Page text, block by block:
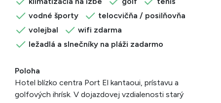
vodné športy
telocvičňa / posilňovňa
volejbal
wifi zdarma
ležadlá a slnečníky na pláži zadarmo
Poloha
Hotel blízko centra Port El kantaoui, prístavu a
golfových ihrísk. V dojazdovej vzdialenosti starý